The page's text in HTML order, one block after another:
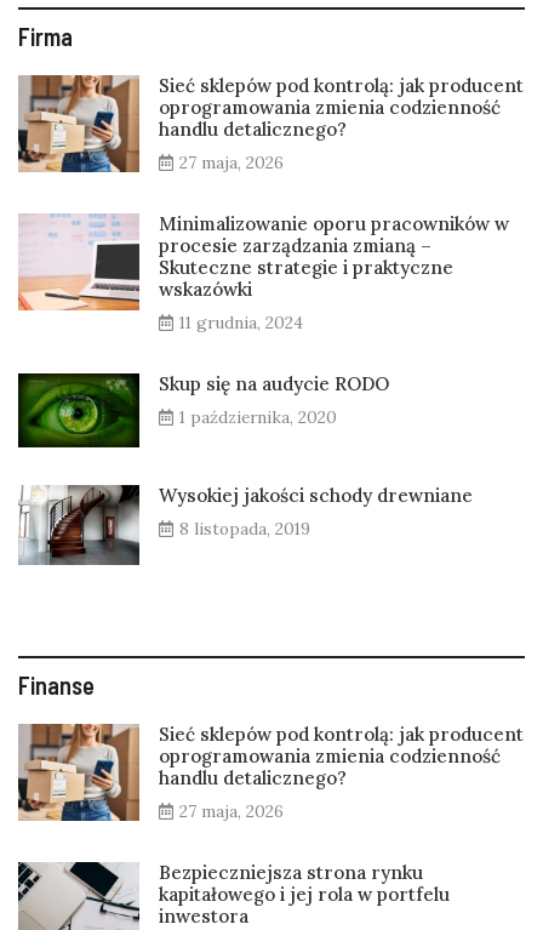
Firma
Sieć sklepów pod kontrolą: jak producent
oprogramowania zmienia codzienność
handlu detalicznego?
27 maja, 2026
Minimalizowanie oporu pracowników w
procesie zarządzania zmianą –
Skuteczne strategie i praktyczne
wskazówki
11 grudnia, 2024
Skup się na audycie RODO
1 października, 2020
Wysokiej jakości schody drewniane
8 listopada, 2019
Finanse
Sieć sklepów pod kontrolą: jak producent
oprogramowania zmienia codzienność
handlu detalicznego?
27 maja, 2026
Bezpieczniejsza strona rynku
kapitałowego i jej rola w portfelu
inwestora